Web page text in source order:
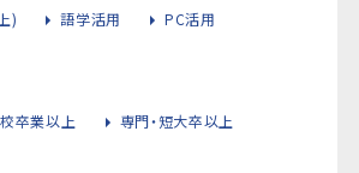
)
語学活用
PC活用
卒業以上
専門・短大卒以上